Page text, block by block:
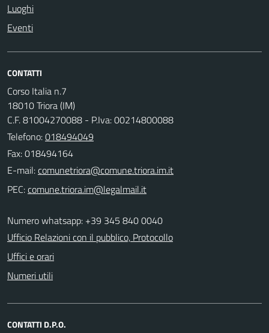
Luoghi
Eventi
CONTATTI
Corso Italia n.7
18010 Triora (IM)
C.F. 81004270088 - P.Iva: 00214800088
Telefono:018494049
Fax: 018494164
E-mail:
PEC:
Numero whatsapp: +39 345 840 0040
Ufficio Relazioni con il pubblico, Protocollo
Uffici e orari
Numeri utili
CONTATTI D.P.O.